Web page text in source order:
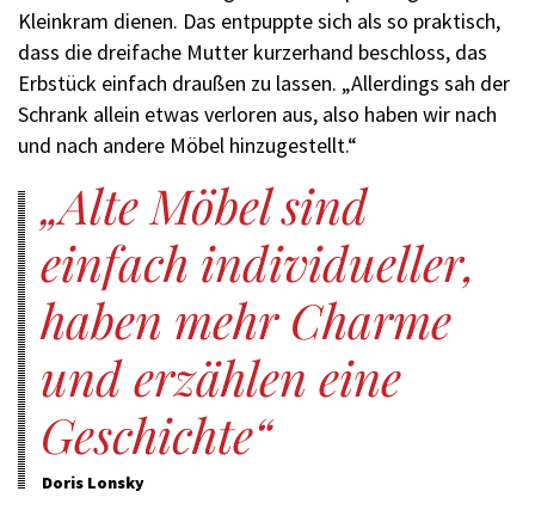
Kleinkram dienen. Das entpuppte sich als so praktisch,
dass die dreifache Mutter kurzerhand beschloss, das
Erbstück einfach draußen zu lassen. „Allerdings sah der
Schrank allein etwas verloren aus, also haben wir nach
und nach andere Möbel hinzugestellt.“
Alte Möbel sind
einfach individueller,
haben mehr Charme
und erzählen eine
Geschichte
Doris Lonsky